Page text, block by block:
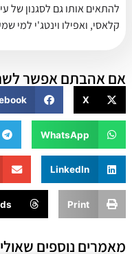
להתאים אותו גם לסגנון של
קלאסי, ואפילו וינטג'י למי
אם אהבתם אפשר
X
WhatsApp
LinkedIn
Print
מאמרים נוספים